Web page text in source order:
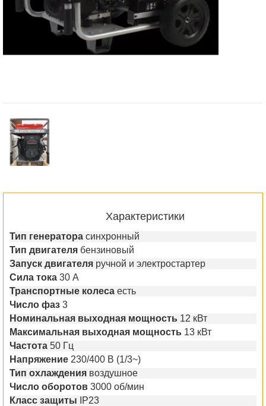
Характеристики
Тип генератора синхронный
Тип двигателя бензиновый
Запуск двигателя ручной и электростартер
Сила тока 30 А
Транспортные колеса есть
Число фаз 3
Номинальная выходная мощность 12 кВт
Максимальная выходная мощность 13 кВт
Частота 50 Гц
Напряжение 230/400 В (1/3~)
Тип охлаждения воздушное
Число оборотов 3000 об/мин
Класс защиты
IP23